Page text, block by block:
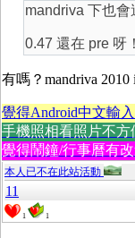
mandriva 下也會
0.47 還在 pre 呀
有嗎？mandriva 2010
覺得Android中文輸
手機照相看照片不方
覺得鬧鐘/行事曆有
本人已不在此站活動
11
1 1